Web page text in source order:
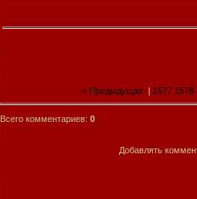
« Предыдущая 1577 1578
Всего комментариев: 0
Добавлять